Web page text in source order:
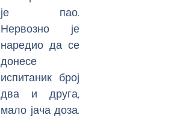
је пао.
Нервозно је
наредио да се
донесе
испитаник број
два и друга,
мало јача доза.